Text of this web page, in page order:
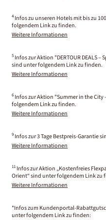
4 Infos zu unseren Hotels mit bis zu
folgendem Link zu finden.
Weitere Informationen
5 Infos zur Aktion "DERTOUR DEALS –
sind unter folgendem Link zu finden.
Weitere Informationen
6 Infos zur Aktion "Summer in the City
folgendem Link zu finden.
Weitere Informationen
9 Infos zur 3 Tage Bestpreis-Garantie
Weitere Informationen
11 Infos zur Aktion „Kostenfreies
Orient“ sind unter folgendem Link zu
Weitere Informationen
*Infos zum Kundenportal-
unter folgendem Link zu finden: